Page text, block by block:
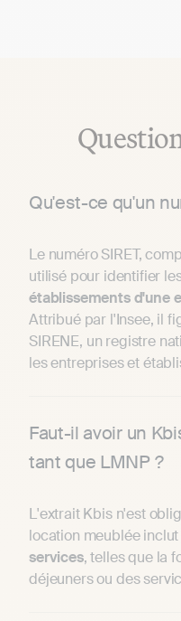
Qu'est-ce qu'un
Le numéro SIRET,
utilisé pour identifier
établissements d'une
Attribué par l'Insee, il
SIRENE, un registre
les entreprises et
Faut-il avoir un
tant que LMNP ?
L'extrait Kbis n'est
location meublée
services, telles que la
déjeuners ou des